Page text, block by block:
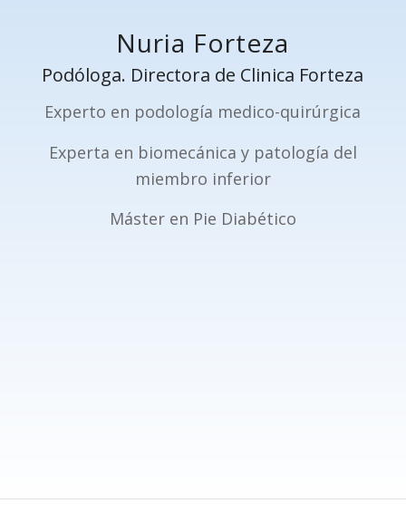
Nuria Forteza
Podóloga. Directora de Clinica Forteza
Experto en podología medico-quirúrgica
Experta en biomecánica y patología del
miembro inferior
Máster en Pie Diabético